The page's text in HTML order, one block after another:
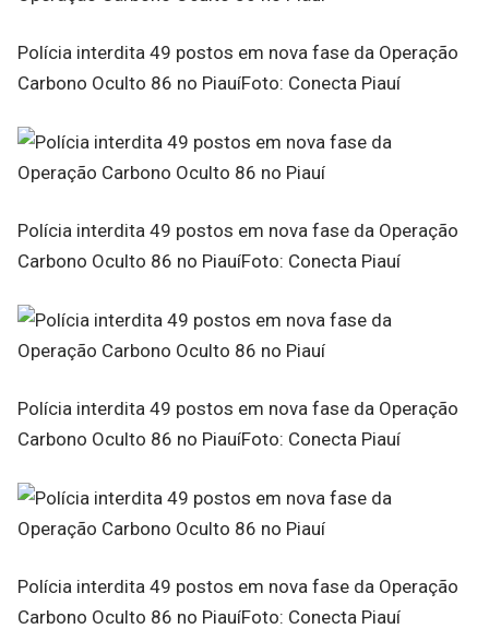
Polícia interdita 49 postos em nova fase da Operação
Carbono Oculto 86 no PiauíFoto: Conecta Piauí
Polícia interdita 49 postos em nova fase da Operação
Carbono Oculto 86 no PiauíFoto: Conecta Piauí
Polícia interdita 49 postos em nova fase da Operação
Carbono Oculto 86 no PiauíFoto: Conecta Piauí
Polícia interdita 49 postos em nova fase da Operação
Carbono Oculto 86 no PiauíFoto: Conecta Piauí